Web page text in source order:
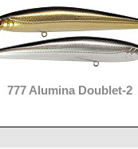
777 Alumina Doublet-2